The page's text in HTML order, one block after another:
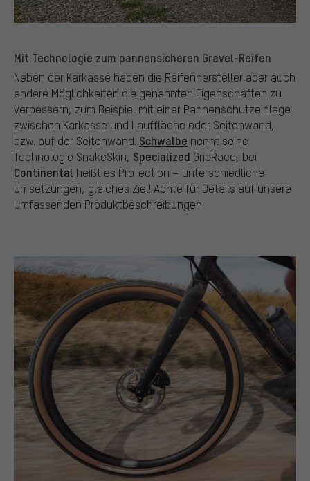
Mit Technologie zum pannensicheren Gravel-Reifen
Neben der Karkasse haben die Reifenhersteller aber auch
andere Möglichkeiten die genannten Eigenschaften zu
verbessern, zum Beispiel mit einer Pannenschutzeinlage
zwischen Karkasse und Lauffläche oder Seitenwand,
bzw. auf der Seitenwand. Schwalbe nennt seine
Technologie SnakeSkin, Specialized GridRace, bei
Continental heißt es ProTection – unterschiedliche
Umsetzungen, gleiches Ziel! Achte für Details auf unsere
umfassenden Produktbeschreibungen.